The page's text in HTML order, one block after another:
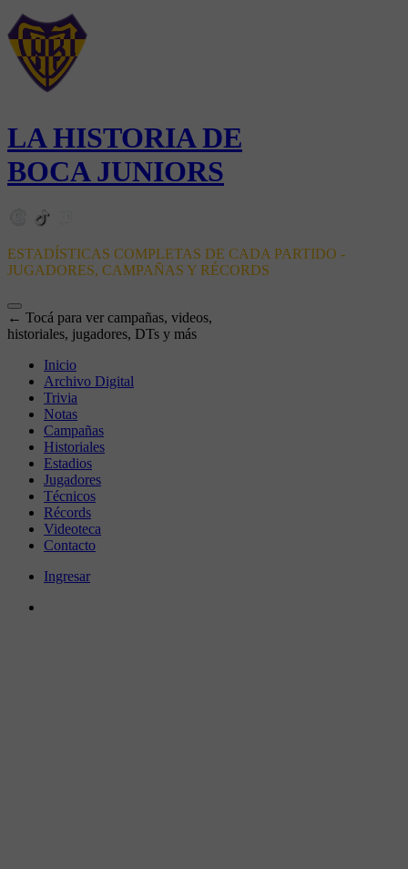
LA HISTORIA DE
BOCA JUNIORS
ESTADÍSTICAS COMPLETAS DE CADA PARTIDO -
JUGADORES, CAMPAÑAS Y RÉCORDS
← Tocá para ver campañas, videos,
historiales, jugadores, DTs y más
Inicio
Archivo Digital
Trivia
Notas
Campañas
Historiales
Estadios
Jugadores
Técnicos
Récords
Videoteca
Contacto
Ingresar